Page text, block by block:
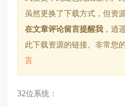
虽然更换了下载方式，但资
在文章评论留言提醒我 ，逍
此下载资源的链接。非常您
言
32位系统：